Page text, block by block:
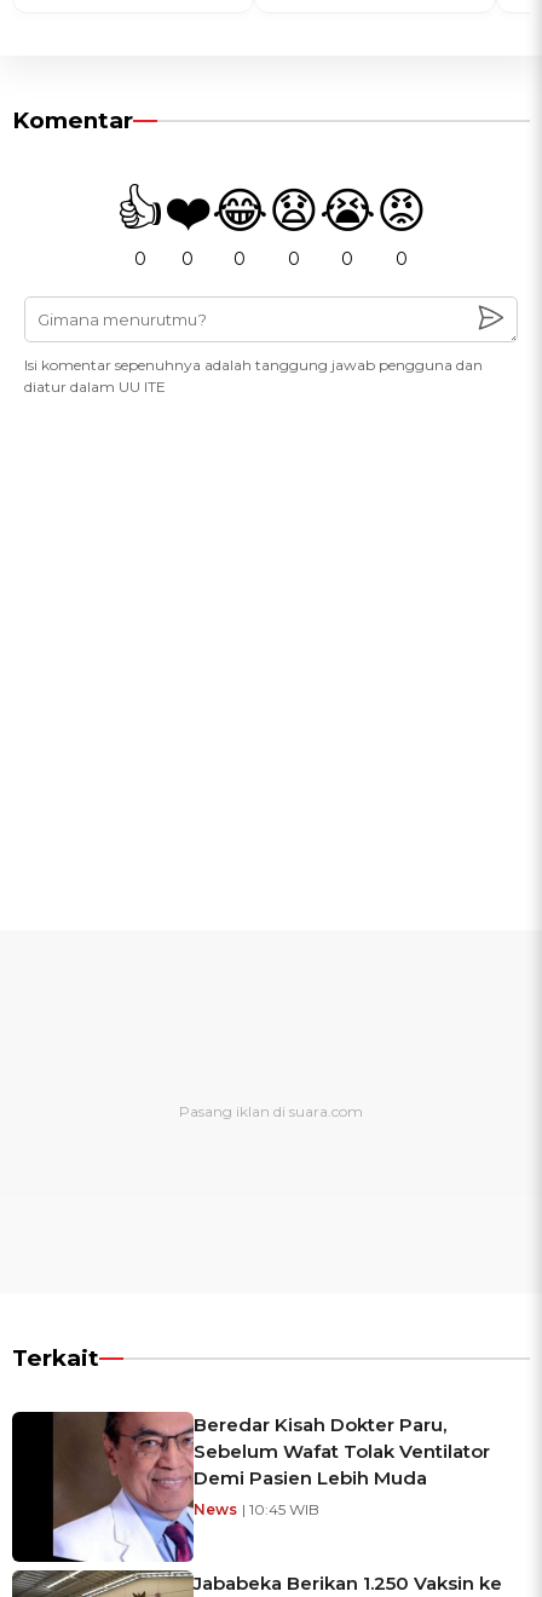
Komentar
👍
0
❤️
0
😂
0
😧
0
😭
0
😡
0
Isi komentar sepenuhnya adalah tanggung jawab pengguna dan
diatur dalam UU ITE
Terkait
Beredar Kisah Dokter Paru,
Sebelum Wafat Tolak Ventilator
Demi Pasien Lebih Muda
News | 10:45 WIB
Jababeka Berikan 1.250 Vaksin ke